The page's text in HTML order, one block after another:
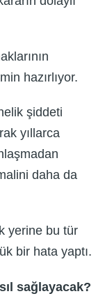
hazırlıyor.
şiddeti
yıllarca
daha da
yerine bu tür
bir hata yaptı.
sağlayacak?